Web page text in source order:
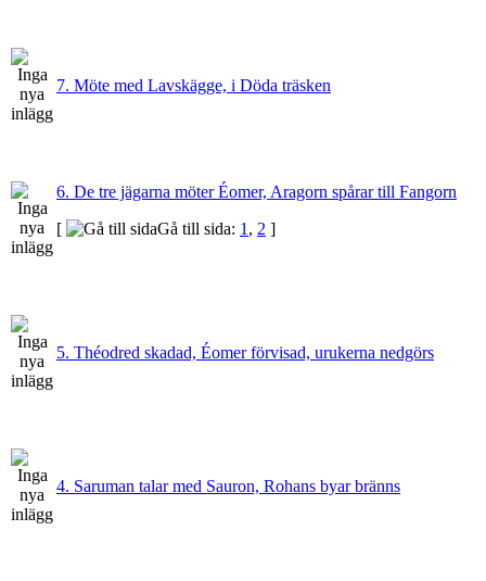
7. Möte med Lavskägge, i Döda träsken
6. De tre jägarna möter Éomer, Aragorn spårar till Fangorn
[
Gå till sida: 1 , 2 ]
5. Théodred skadad, Éomer förvisad, urukerna nedgörs
4. Saruman talar med Sauron, Rohans byar bränns